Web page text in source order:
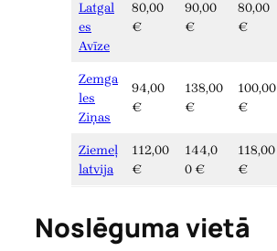
Latgal
es
Avīze
80,00
€
90,00
€
80,00
€
Zemga
les
Ziņas
94,00
€
138,00
€
100,00
€
Ziemeļ
latvija
112,00
€
144,0
0 €
118,00
€
Noslēguma vietā